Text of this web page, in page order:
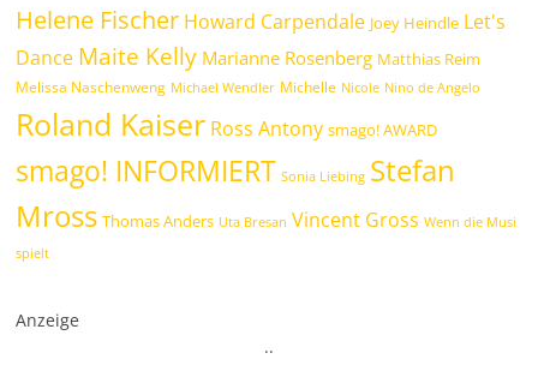
Helene Fischer Howard Carpendale Joey Heindle Let's
Dance Maite Kelly Marianne Rosenberg Matthias Reim
Melissa Naschenweng Michael Wendler Michelle Nicole Nino de Angelo
Roland Kaiser Ross Antony smago! AWARD
smago! INFORMIERT Sonia Liebing Stefan
Mross Thomas Anders Uta Bresan Vincent Gross Wenn die Musi
spielt
Anzeige
..